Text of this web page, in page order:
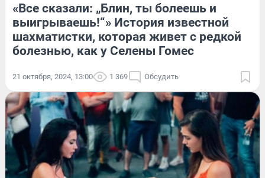
«Все сказали: „Блин, ты болеешь и
выигрываешь!“» История известной
шахматистки, которая живет с редкой
болезнью, как у Селены Гомес
21 октября, 2024, 13:00 1 369 Обсудить